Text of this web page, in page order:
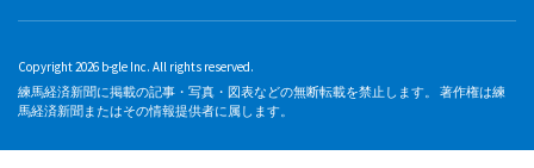
Copyright 2026 b-gle Inc. All rights reserved.
練馬経済新聞に掲載の記事・写真・図表などの無断転載を禁止します。 著作権は練
馬経済新聞またはその情報提供者に属します。